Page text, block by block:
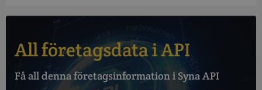
All företagsdata i API
Få all denna företagsinformation i Syna API
__RequestVerificationToken
de.syna.se